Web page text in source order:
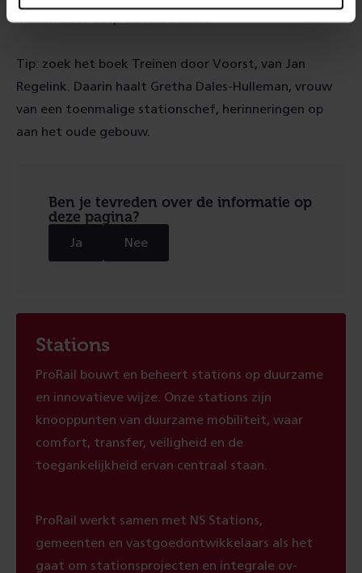
Tip: zoek het boek Treinen door Voorst, van Jan
Regelink. Daarin haalt Gretha Dales-Hulleman, vrouw
van een toenmalige stationschef, herinneringen op
aan het oude gebouw.
Ben je tevreden over de informatie op
deze pagina?
Ja Nee
Stations
ProRail bouwt en beheert stations op duurzame
en innovatieve wijze. Onze stations zijn
knooppunten van duurzame mobiliteit, waar
comfort, transfer, veiligheid en de
toegankelijkheid ervan centraal staan.
ProRail werkt samen met NS Stations,
gemeenten en vastgoedontwikkelaars als het
gaat om stationsprojecten en integrale ov-